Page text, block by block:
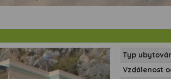
Typ
Vzdálenost